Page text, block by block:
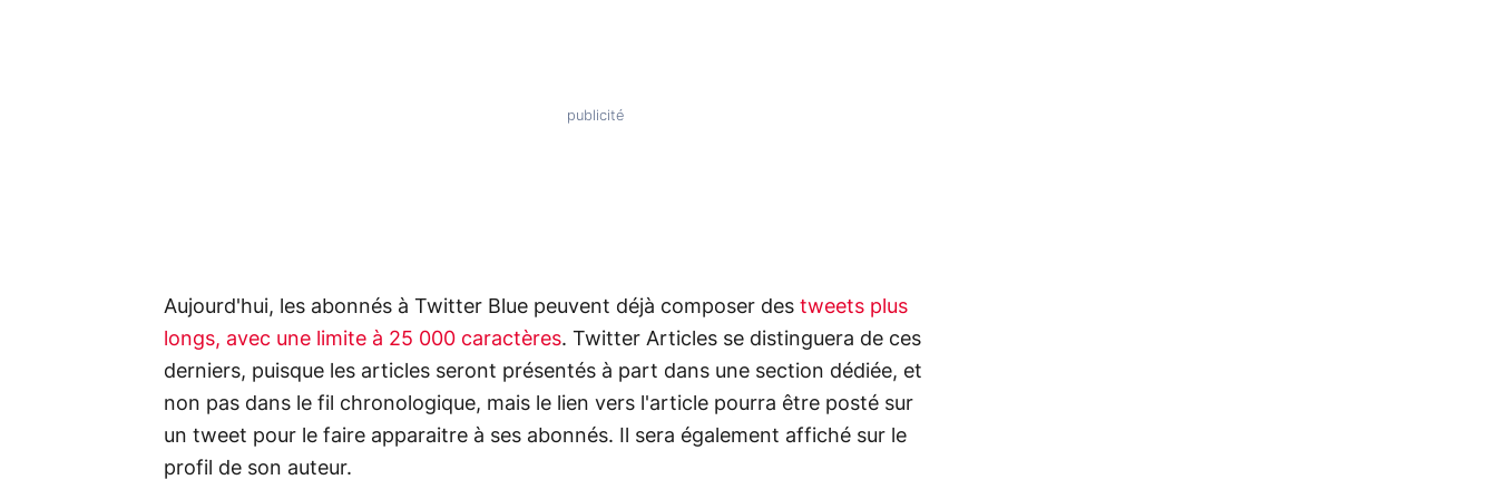
Aujourd'hui, les abonnés à Twitter Blue peuvent déjà composer des tweets plus
longs, avec une limite à 25 000 caractères. Twitter Articles se distinguera de ces
derniers, puisque les articles seront présentés à part dans une section dédiée, et
non pas dans le fil chronologique, mais le lien vers l'article pourra être posté sur
un tweet pour le faire apparaitre à ses abonnés. Il sera également affiché sur le
profil de son auteur.